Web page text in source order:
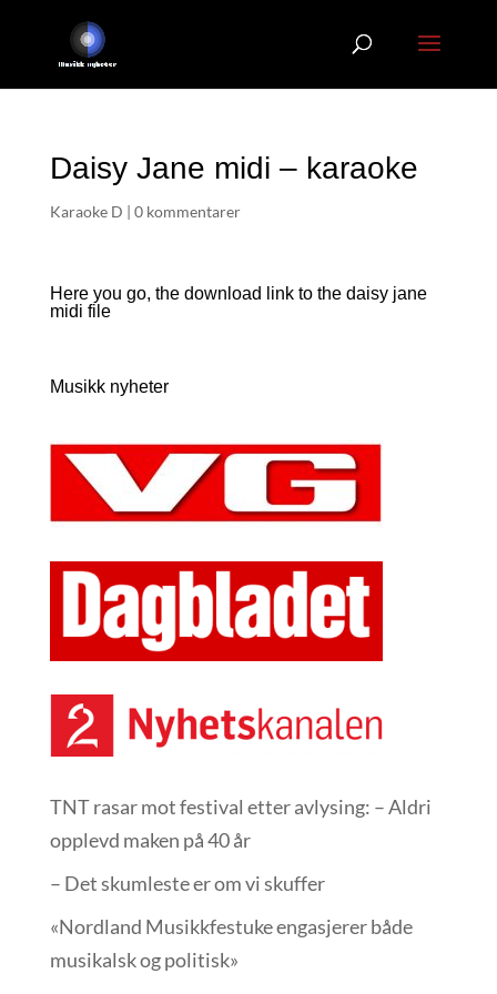
Daisy Jane midi – karaoke
Karaoke D | 0 kommentarer
Here you go, the download link to the daisy jane
midi file
Musikk nyheter
TNT rasar mot festival etter avlysing: – Aldri
opplevd maken på 40 år
– Det skumleste er om vi skuffer
«Nordland Musikkfest­uke engasjerer både
musikalsk og politisk»